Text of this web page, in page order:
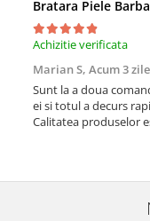
Bratari din Piele
Bratari din Margele de
Bratari din Pietre
Bratari Zodii cu Dichis
Semipretioase
Achizitie verificata
Marian S, Acum 3 zile
Sunt la a doua
ei si totul a decurs
Calitatea produselor